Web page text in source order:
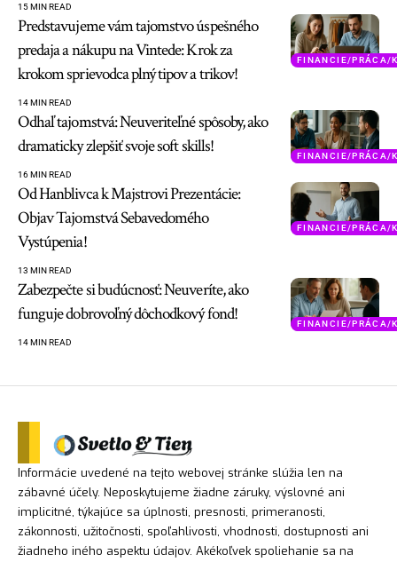
15 MIN READ
FINANCIE/PRÁCA/
Predstavujeme vám tajomstvo úspešného
predaja a nákupu na Vintede: Krok za
krokom sprievodca plný tipov a trikov!
14 MIN READ
FINANCIE/PRÁCA/
Odhaľ tajomstvá: Neuveriteľné spôsoby, ako
dramaticky zlepšiť svoje soft skills!
16 MIN READ
FINANCIE/PRÁCA/
Od Hanblivca k Majstrovi Prezentácie:
Objav Tajomstvá Sebavedomého
Vystúpenia!
13 MIN READ
FINANCIE/PRÁCA/
Zabezpečte si budúcnosť: Neuveríte, ako
funguje dobrovoľný dôchodkový fond!
14 MIN READ
Informácie uvedené na tejto webovej stránke slúžia len na
zábavné účely. Neposkytujeme žiadne záruky, výslovné ani
implicitné, týkajúce sa úplnosti, presnosti, primeranosti,
zákonnosti, užitočnosti, spoľahlivosti, vhodnosti, dostupnosti ani
žiadneho iného aspektu údajov. Akékoľvek spoliehanie sa na